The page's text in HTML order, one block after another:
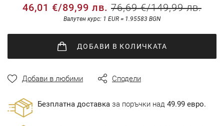
46,01 €/89,99 лв. 76,69 €/149,99 лв.
Валутен курс: 1 EUR = 1.95583 BGN
ДОБАВИ В КОЛИЧКАТА
Добави в любими Сподели
Безплатна доставка за поръчки над 49.99 евро.